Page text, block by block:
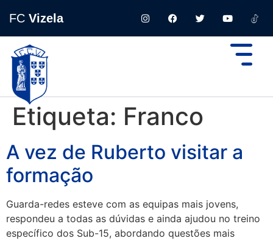
FC Vizela
Etiqueta: Franco
A vez de Ruberto visitar a
formação
Guarda-redes esteve com as equipas mais jovens,
respondeu a todas as dúvidas e ainda ajudou no treino
específico dos Sub-15, abordando questões mais